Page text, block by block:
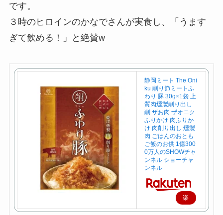
です。
３時のヒロインのかなでさんが実食し、「うます
ぎて飲める！」と絶賛w
静岡ミート The Oni
ku 削り節ミートふ
わり 豚 30g×1袋 上
質肉燻製削り出し
削 ザお肉 ザオニク
ふりかけ 肉ふりか
け 肉削り出し 燻製
肉 ごはんのおとも
ご飯のお供 1億300
0万人のSHOWチャ
ンネル ショーチャ
ンネル
楽
天